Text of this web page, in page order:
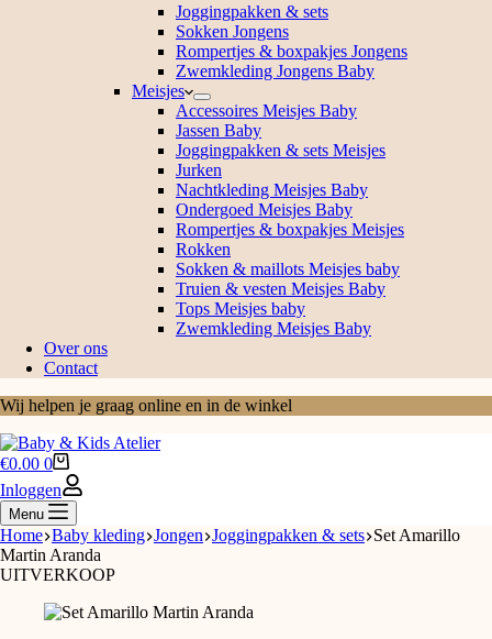
Joggingpakken & sets
Sokken Jongens
Rompertjes & boxpakjes Jongens
Zwemkleding Jongens Baby
Meisjes
Accessoires Meisjes Baby
Jassen Baby
Joggingpakken & sets Meisjes
Jurken
Nachtkleding Meisjes Baby
Ondergoed Meisjes Baby
Rompertjes & boxpakjes Meisjes
Rokken
Sokken & maillots Meisjes baby
Truien & vesten Meisjes Baby
Tops Meisjes baby
Zwemkleding Meisjes Baby
Over ons
Contact
Wij helpen je graag online en in de winkel
Winkelwagen
€0.00 0
Inloggen
Menu
Home Baby kleding Jongen Joggingpakken & sets Set Amarillo
Martin Aranda
UITVERKOOP